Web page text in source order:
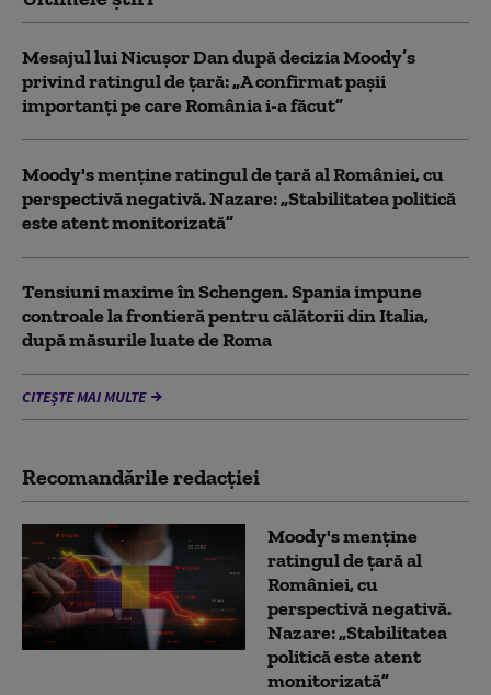
Mesajul lui Nicușor Dan după decizia Moody’s
privind ratingul de țară: „A confirmat pașii
importanți pe care România i-a făcut”
Moody's menține ratingul de țară al României, cu
perspectivă negativă. Nazare: „Stabilitatea politică
este atent monitorizată”
Tensiuni maxime în Schengen. Spania impune
controale la frontieră pentru călătorii din Italia,
după măsurile luate de Roma
CITEȘTE MAI MULTE
Recomandările redacţiei
Moody's menține
ratingul de țară al
României, cu
perspectivă negativă.
Nazare: „Stabilitatea
politică este atent
monitorizată”